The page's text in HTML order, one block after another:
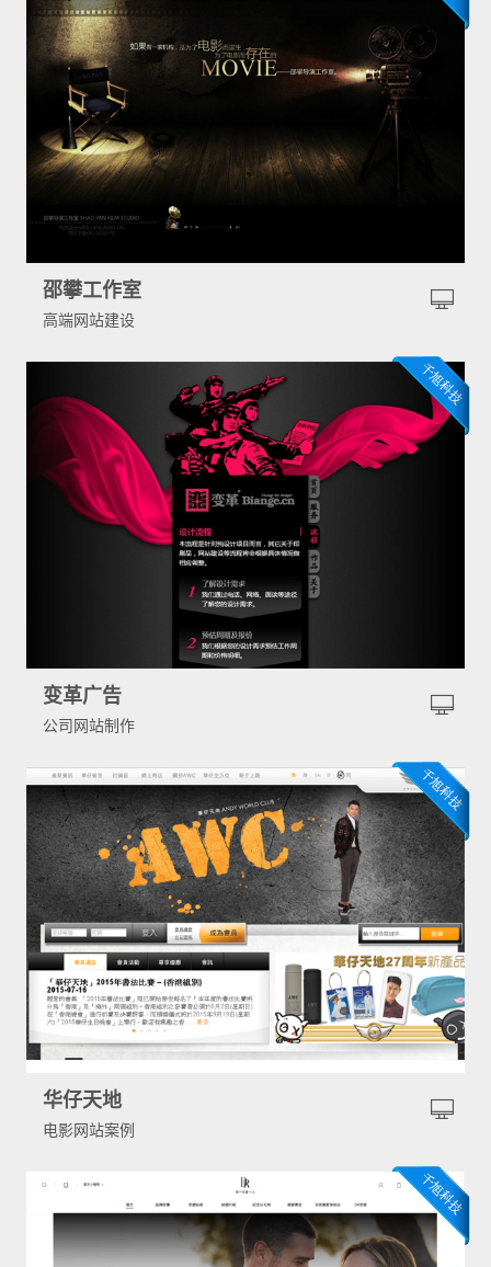
邵攀工作室
高端网站建设
变革广告
公司网站制作
华仔天地
电影网站案例